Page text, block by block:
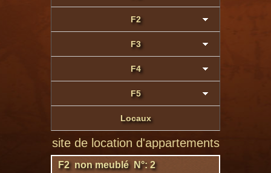
F2
F3
F4
F5
Locaux
site de location d'appartements à Montluçon de
F2 non meublé N°: 2